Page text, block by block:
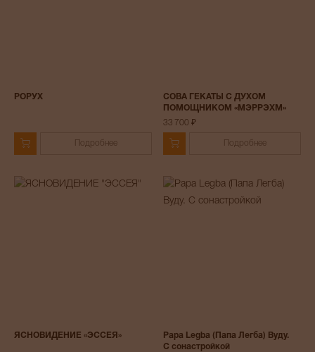
РОРУХ
Подробнее
СОВА ГЕКАТЫ С ДУХОМ
ПОМОЩНИКОМ «МЭРРЭХМ»
33 700 ₽
Подробнее
ЯСНОВИДЕНИЕ «ЭССЕЯ»
Papa Legba (Папа Легба) Вуду.
С сонастройкой